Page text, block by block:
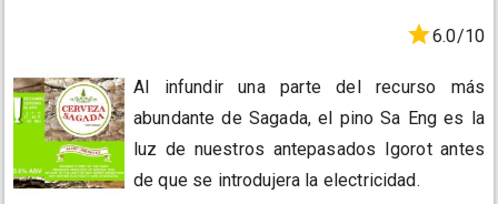
6.0/10
Al infundir una parte del recurso más
abundante de Sagada, el pino Sa Eng es la
luz de nuestros antepasados Igorot antes
de que se introdujera la electricidad.